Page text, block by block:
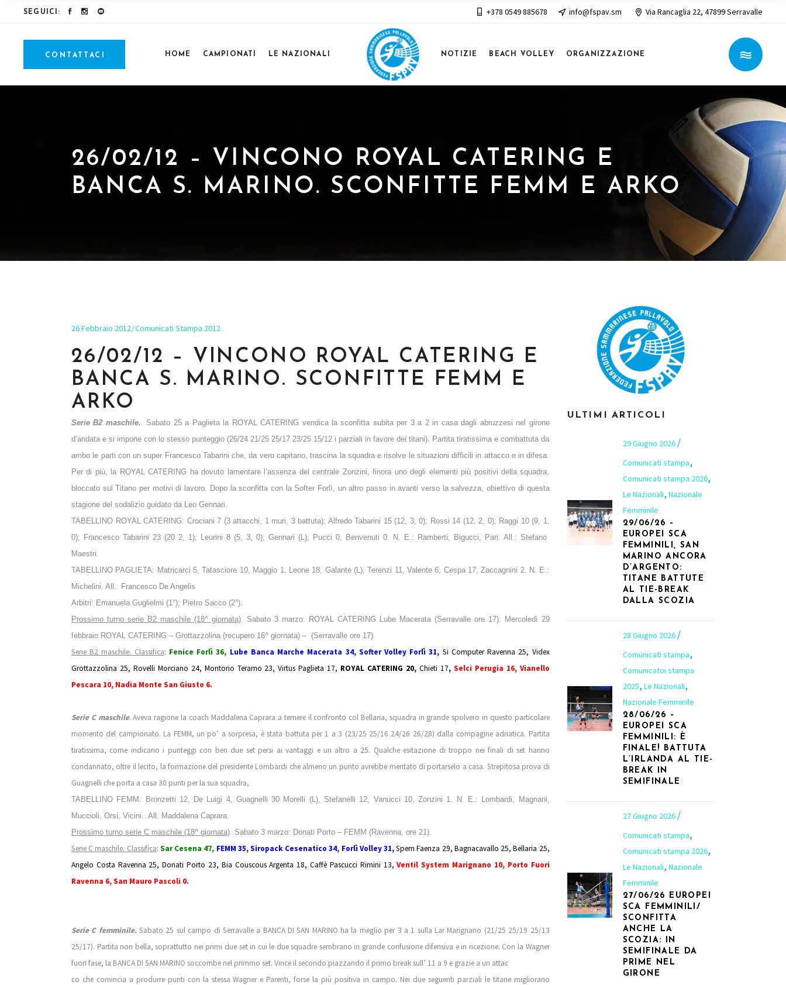
SEGUICI: +378 0549 885678 info@fspav.sm Via Rancaglia 22, 47899 Serravalle
CONTATTACI HOME CAMPIONATI LE NAZIONALI NOTIZIE BEACH VOLLEY ORGANIZZAZIONE
26/02/12 – VINCONO ROYAL CATERING E
BANCA S. MARINO. SCONFITTE FEMM E ARKO
26 Febbraio 2012 Comunicati Stampa 2012
26/02/12 – VINCONO ROYAL CATERING E
BANCA S. MARINO. SCONFITTE FEMM E
ARKO
Serie B2 maschile.. Sabato 25 a Paglieta la ROYAL CATERING vendica la sconfitta subita per 3 a 2 in casa dagli abruzzesi nel girone
d’andata e si impone con lo stesso punteggio (26/24 21/25 25/17 23/25 15/12 i parziali in favore dei titani). Partita tiratissima e combattuta da
ambo le parti con un super Francesco Tabarini che, da vero capitano, trascina la squadra e risolve le situazioni difficili in attacco e in difesa.
Per di più, la ROYAL CATERING ha dovuto lamentare l’assenza del centrale Zonzini, finora uno degli elementi più positivi della squadra,
bloccato sul Titano per motivi di lavoro. Dopo la sconfitta con la Softer Forlì, un altro passo in avanti verso la salvezza, obiettivo di questa
stagione del sodalizio guidato da Leo Gennari.
TABELLINO ROYAL CATERING: Crociani 7 (3 attacchi, 1 muri, 3 battuta); Alfredo Tabarini 15 (12, 3, 0); Rossi 14 (12, 2, 0); Raggi 10 (9, 1,
0); Francesco Tabarini 23 (20 2, 1); Leurini 8 (5, 3, 0); Gennari (L); Pucci 0, Benvenuti 0. N. E.: Ramberti, Bigucci, Pari. All.: Stefano
Maestri.
TABELLINO PAGLIETA: Matricarci 5, Tatasciore 10, Maggio 1, Leone 18, Galante (L), Terenzi 11, Valente 6, Cespa 17, Zaccagnini 2. N. E.:
Michelini. All.: Francesco De Angelis
Arbitri: Emanuela Guglielmi (1°); Pietro Sacco (2°).
Prossimo turno serie B2 maschile (18^ giornata). Sabato 3 marzo: ROYAL CATERING Lube Macerata (Serravalle ore 17). Mercoledì 29
febbraio ROYAL CATERING – Grottazzolina (recupero 16^ giornata) – (Serravalle ore 17).
Serie B2 maschile. Classifica: Fenice Forlì 36, Lube Banca Marche Macerata 34, Softer Volley Forlì 31, Si Computer Ravenna 25, Videx
Grottazzolina 25, Rovelli Morciano 24, Montorio Teramo 23, Virtus Paglieta 17, ROYAL CATERING 20,Chieti 17, Selci Perugia 16, Vianello
Pescara 10, Nadia Monte San Giusto 6.
Serie C maschile. Aveva ragione la coach Maddalena Caprara a temere il confronto col Bellaria, squadra in grande spolvero in questo particolare
momento del campionato. La FEMM, un po’ a sorpresa, è stata battuta per 1 a 3 (23/25 25/16 24/26 26/28) dalla compagine adriatica. Partita
tiratissima, come indicano i punteggi con ben due set persi ai vantaggi e un altro a 25. Qualche esitazione di troppo nei finali di set hanno
condannato, oltre il lecito, la formazione del presidente Lombardi che almeno un punto avrebbe meritato di portarselo a casa. Strepitosa prova di
Guagnelli che porta a casa 30 punti per la sua squadra,
TABELLINO FEMM: Bronzetti 12, De Luigi 4, Guagnelli 30 Morelli (L), Stefanelli 12, Vanucci 10, Zonzini 1. N. E.: Lombardi, Magnani,
Muccioli, Orsi, Vicini.. All. Maddalena Caprara.
Prossimo turno serie C maschile (18^ giornata). Sabato 3 marzo: Donati Porto – FEMM (Ravenna, ore 21).
Serie C maschile. Classifica: Sar Cesena 47, FEMM 35, Siropack Cesenatico 34, Forlì Volley 31,Spem Faenza 29, Bagnacavallo 25, Bellaria 25,
Angelo Costa Ravenna 25, Donati Porto 23, Bia Couscous Argenta 18, Caffè Pascucci Rimini 13, Ventil System Marignano 10, Porto Fuori
Ravenna 6, San Mauro Pascoli 0.
Serie C femminile.Sabato 25 sul campo di Serravalle a BANCA DI SAN MARINO ha la meglio per 3 a 1 sulla Lar Marignano (21/25 25/19 25/13
25/17). Partita non bella, soprattutto nei primi due set in cui le due squadre sembrano in grande confusione difensiva e in ricezione. Con la Wagner
fuori fase, la BANCA DI SAN MARINO soccombe nel primmo set. Vince il secondo piazzando il primo break sull’ 11 a 9 e grazie a un attac
co che comincia a produrre punti con la stessa Wagner e Parenti, forse la più positiva in campo. Nei due seguenti parziali le titane migliorano
ULTIMI ARTICOLI
29 Giugno 2026
Comunicati stampa,
Comunicati stampa 2026,
Le Nazionali, Nazionale
Femminile
29/06/26 –
EUROPEI SCA
FEMMINILI, SAN
MARINO ANCORA
D’ARGENTO:
TITANE BATTUTE
AL TIE-BREAK
DALLA SCOZIA
28 Giugno 2026
Comunicati stampa,
Comunicatoi stampa
2025, Le Nazionali,
Nazionale Femminile
28/06/26 –
EUROPEI SCA
FEMMINILI: È
FINALE! BATTUTA
L’IRLANDA AL TIE-
BREAK IN
SEMIFINALE
27 Giugno 2026
Comunicati stampa,
Comunicati stampa 2026,
Le Nazionali, Nazionale
Femminile
27/06/26 EUROPEI
SCA FEMMINILI/
SCONFITTA
ANCHE LA
SCOZIA: IN
SEMIFINALE DA
PRIME NEL
GIRONE